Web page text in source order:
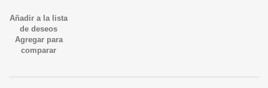
Añadir a la lista
de deseos
Agregar para
comparar